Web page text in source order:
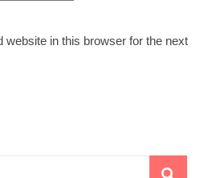
website in this browser for the next